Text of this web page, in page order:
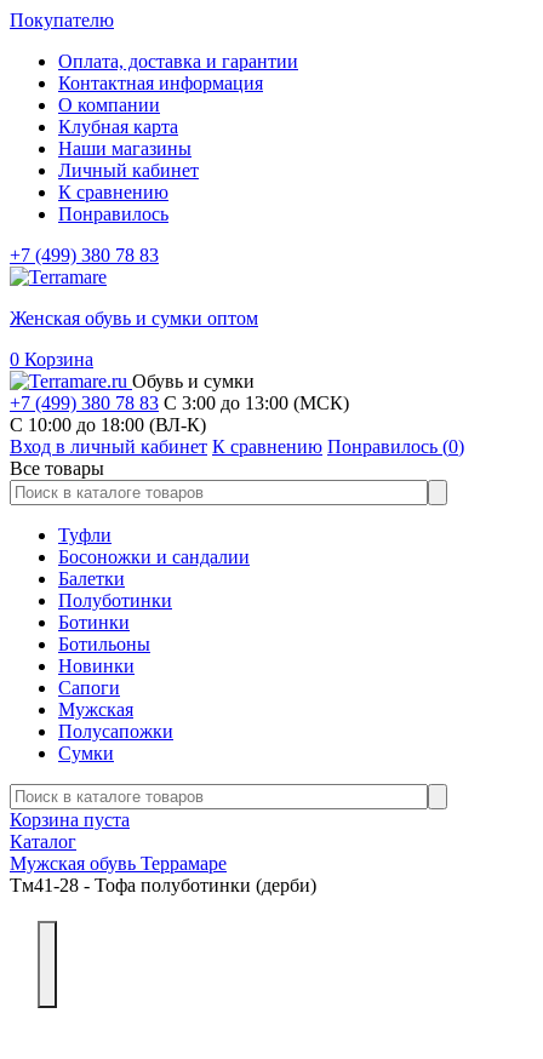
Покупателю
Оплата, доставка и гарантии
Контактная информация
О компании
Клубная карта
Наши магазины
Личный кабинет
К сравнению
Понравилось
+7 (499) 380 78 83
Женская обувь и сумки оптом
0 Корзина
Обувь и сумки
+7 (499) 380 78 83 С 3:00 до 13:00 (МСК)
C 10:00 до 18:00 (ВЛ-К)
Вход в личный кабинет К сравнению Понравилось (0)
Все товары
Туфли
Босоножки и сандалии
Балетки
Полуботинки
Ботинки
Ботильоны
Новинки
Сапоги
Мужская
Полусапожки
Сумки
Корзина пуста
Каталог
Мужская обувь Террамаре
Тм41-28 - Тофа полуботинки (дерби)